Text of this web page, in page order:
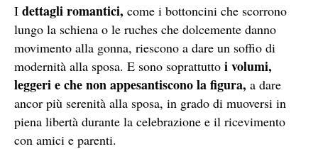
I dettagli romantici, come i bottoncini che scorrono
lungo la schiena o le ruches che dolcemente danno
movimento alla gonna, riescono a dare un soffio di
modernità alla sposa. E sono soprattutto i volumi,
leggeri e che non appesantiscono la figura, a dare
ancor più serenità alla sposa, in grado di muoversi in
piena libertà durante la celebrazione e il ricevimento
con amici e parenti.